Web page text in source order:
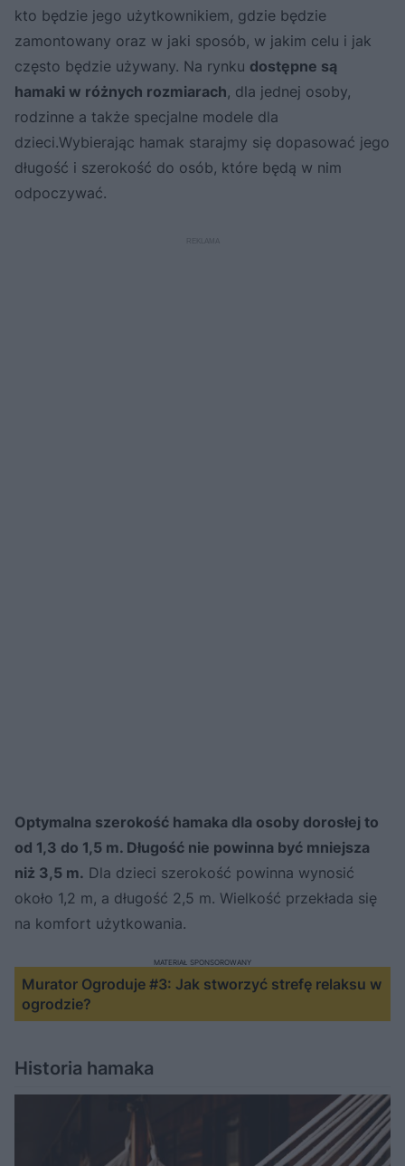
kto będzie jego użytkownikiem, gdzie będzie
zamontowany oraz w jaki sposób, w jakim celu i jak
często będzie używany. Na rynku dostępne są
hamaki w różnych rozmiarach, dla jednej osoby,
rodzinne a także specjalne modele dla
dzieci.Wybierając hamak starajmy się dopasować jego
długość i szerokość do osób, które będą w nim
odpoczywać.
Optymalna szerokość hamaka dla osoby dorosłej to
od 1,3 do 1,5 m. Długość nie powinna być mniejsza
niż 3,5 m. Dla dzieci szerokość powinna wynosić
około 1,2 m, a długość 2,5 m. Wielkość przekłada się
na komfort użytkowania.
Murator Ogroduje #3: Jak stworzyć strefę relaksu w
ogrodzie?
MATERIAŁ SPONSOROWANY
Historia hamaka